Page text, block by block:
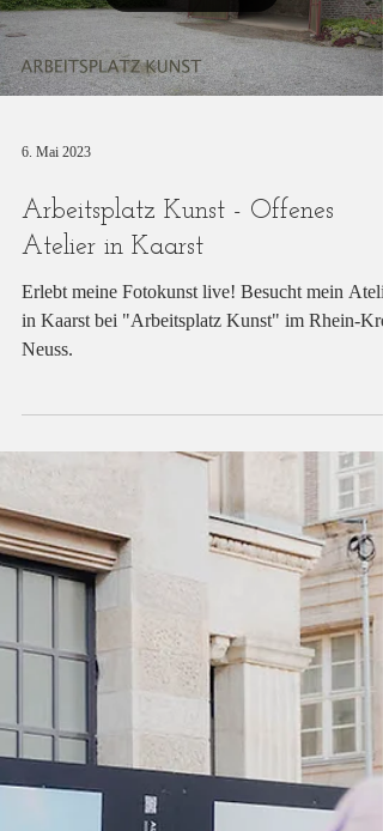
Load video
6. Mai 2023
Arbeitsplatz Kunst - Offenes
Atelier in Kaarst
Neuss.